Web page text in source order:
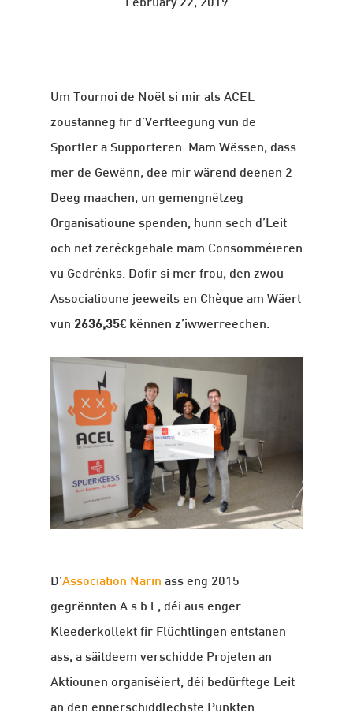
February 22, 2019
Um Tournoi de Noël si mir als ACEL
zoustänneg fir d’Verfleegung vun de
Sportler a Supporteren. Mam Wëssen, dass
mer de Gewënn, dee mir wärend deenen 2
Deeg maachen, un gemengnëtzeg
Organisatioune spenden, hunn sech d’Leit
och net zeréckgehale mam Consomméieren
vu Gedrénks. Dofir si mer frou, den zwou
Associatioune jeeweils en Chèque am Wäert
vun 2636,35€ kënnen z’iwwerreechen.
D’Association Narin ass eng 2015
gegrënnten A.s.b.l., déi aus enger
Kleederkollekt fir Flüchtlingen entstanen
ass, a säitdeem verschidde Projeten an
Aktiounen organiséiert, déi bedürftege Leit
an den ënnerschiddlechste Punkten